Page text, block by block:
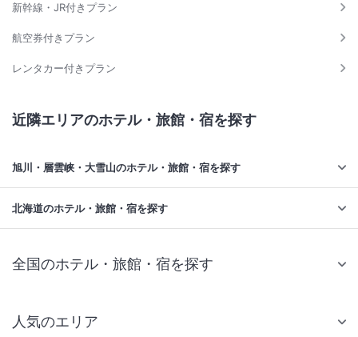
新幹線・JR付きプラン
航空券付きプラン
レンタカー付きプラン
近隣エリアのホテル・旅館・宿を探す
旭川・層雲峡・大雪山のホテル・旅館・宿を探す
北海道のホテル・旅館・宿を探す
全国のホテル・旅館・宿を探す
人気のエリア